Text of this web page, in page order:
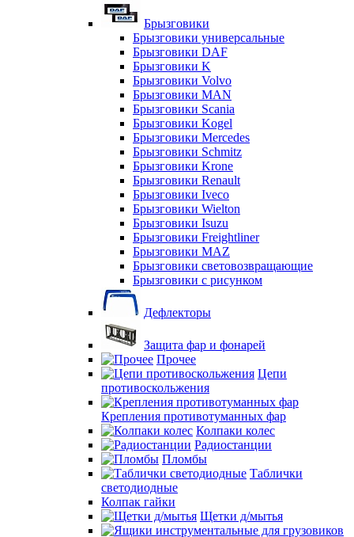
Брызговики
Брызговики универсальные
Брызговики DAF
Брызговики K
Брызговики Volvo
Брызговики MAN
Брызговики Scania
Брызговики Kogel
Брызговики Mercedes
Брызговики Schmitz
Брызговики Krone
Брызговики Renault
Брызговики Iveco
Брызговики Wielton
Брызговики Isuzu
Брызговики Freightliner
Брызговики MAZ
Брызговики световозвращающие
Брызговики с рисунком
Дефлекторы
Защита фар и фонарей
Прочее
Цепи
противоскольжения
Крепления противотуманных фар
Колпаки колес
Радиостанции
Пломбы
Таблички
светодиодные
Колпак гайки
Щетки д/мытья